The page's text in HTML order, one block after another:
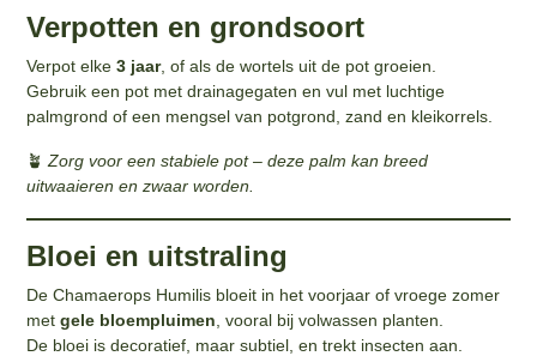
Verpotten en grondsoort
Verpot elke3 jaar, of als de wortels uit de pot groeien.
Gebruik een pot met drainagegaten en vul met luchtige
palmgrond of een mengsel van potgrond, zand en kleikorrels.
🪴Zorg voor een stabiele pot – deze palm kan breed
uitwaaieren en zwaar worden.
Bloei en uitstraling
De Chamaerops Humilis bloeit in het voorjaar of vroege zomer
metgele bloempluimen , vooral bij volwassen planten.
De bloei is decoratief, maar subtiel, en trekt insecten aan.